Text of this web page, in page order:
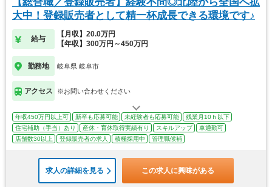
【総合職／登録販売者】経験不問◎北陸から全国へ拡
大中！登録販売者として精一杯成長できる環境です♪
給与
【月収】20.0万円
【年収】300万円～450万円
勤務地 岐阜県 岐阜市
アクセス ※お問い合わせください
年収450万円以上可 新卒も応募可能 未経験者も応募可能
残業月10ｈ以下
住宅補助（手当）あり
産休・育休取得実績有り スキルアップ
車通勤可
店舗数30以上
登録販売者の求人 積極採用中 管理職候補
求人の詳細を見る この求人に興味がある